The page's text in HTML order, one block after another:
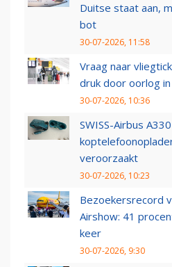
Duitse staat aan,
bot
30-07-2026, 11:58
Vraag naar
druk door oorlog
30-07-2026, 10:36
SWISS-Airbus
veroorzaakt
30-07-2026, 10:23
Bezoekersrecord
Airshow: 41
keer
30-07-2026, 9:30